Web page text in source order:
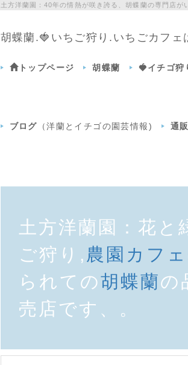
土方洋蘭園：40年の情熱が咲き誇る、胡蝶蘭の専門店
胡蝶蘭.🍓いちご狩り.いちごカフェ
トップページ 胡蝶蘭 🍓イチゴ狩
ブログ （洋蘭とイチゴの園芸情報) 通
土方洋蘭園：花と
ご狩り, 農園カフェ
られての胡蝶蘭の
売店です、。